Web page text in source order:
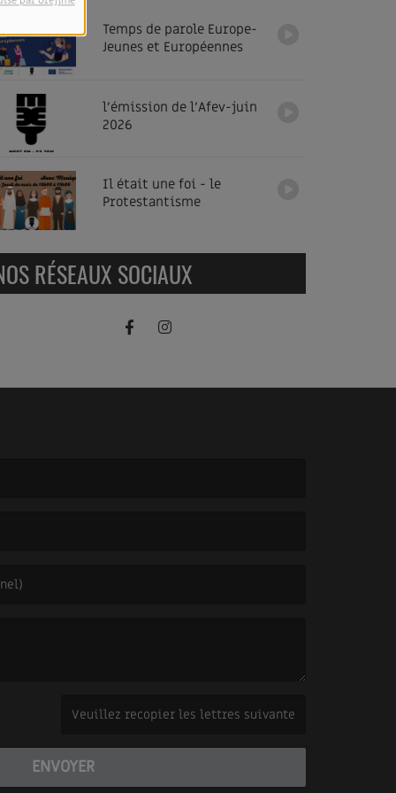
Temps de parole Europe-
Jeunes et Européennes
l'émission de l'Afev-juin
2026
Il était une foi - le
Protestantisme
RÉSEAUX SOCIAUX
ENVOYER